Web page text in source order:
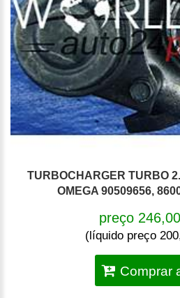
TURBOCHARGER TURBO
OMEGA 90509656,
preço
(líquido preço
Comprar